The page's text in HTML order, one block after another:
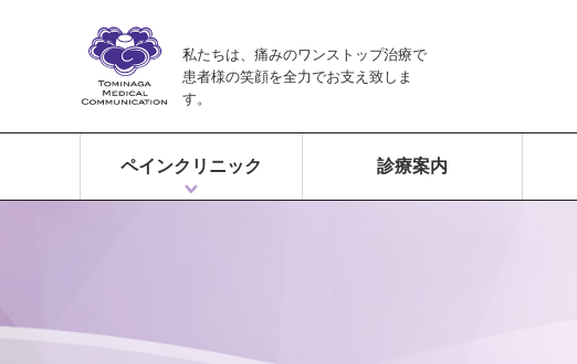
私たちは、痛みのワンストップ治療で
患者様の笑顔を全力でお支え致しま
す。
ペインクリニック 診療案内